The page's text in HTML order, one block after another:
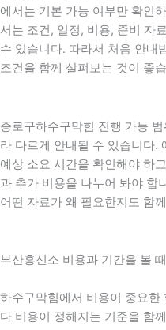
에서는 기본 가능 여부만 확인
서는 조건, 일정, 비용, 준비 자
수 있습니다. 따라서 처음 안내
조건을 함께 살펴보는 것이 좋
종로구하수구막힘 진행 가능
라 다르게 안내될 수 있습니다.
예상 소요 시간을 확인해야 하
과 추가 비용을 나누어 봐야 합
어떤 자료가 왜 필요한지도 함
부산흥신소 비용과 기간을 볼
하수구막힘에서 비용이 중요
다 비용이 정해지는 기준을 함